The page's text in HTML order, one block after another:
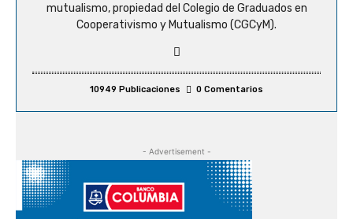
mutualismo, propiedad del Colegio de Graduados en
Cooperativismo y Mutualismo (CGCyM).
10949 Publicaciones 0 Comentarios
- Advertisement -